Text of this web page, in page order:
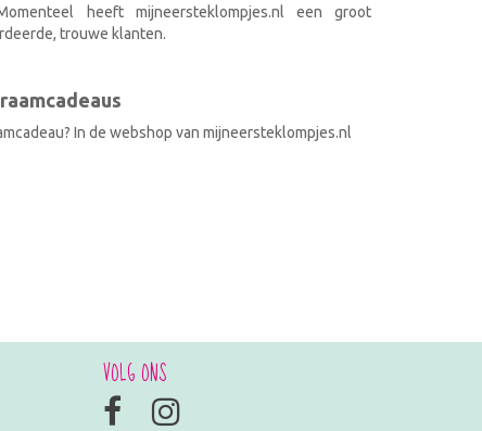
heeft mijneersteklompjes.nl een groot
trouwe klanten.
In de webshop van mijneersteklompjes.nl
VOLG ONS